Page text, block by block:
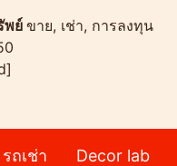
พย์ขาย, เช่า, การลงทุน
รถเช่า Decor lab